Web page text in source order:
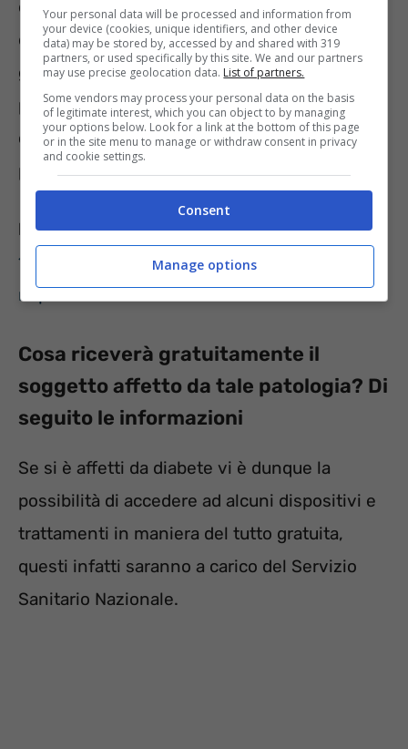
di diabete durante la gravidanza, allora in
questo caso bisognerà rivolgersi al proprio
ginecologo. Il medico dunque redigerà un
piano ad hoc che avrà la valenza di 1 anno e
che sarà reso noto sulla pagina web della
propria Regione di appartenenza.
LEGGI ANCHE:Riconoscimento della Legge
104, art. 3, comma 3, anche con il diabete? La
risposta
Cosa riceverà gratuitamente il
soggetto affetto da tale patologia? Di
seguito le informazioni
Se si è affetti da diabete vi è dunque la
possibilità di accedere ad alcuni dispositivi e
trattamenti in maniera del tutto gratuita,
questi infatti saranno a carico del Servizio
Sanitario Nazionale.
Your personal data will be processed and information from
your device (cookies, unique identifiers, and other device
data) may be stored by, accessed by and shared with 319
partners, or used specifically by this site. We and our partners
may use precise geolocation data. List of partners.
Some vendors may process your personal data on the basis
of legitimate interest, which you can object to by managing
your options below. Look for a link at the bottom of this page
or in the site menu to manage or withdraw consent in privacy
and cookie settings.
Consent
Manage options